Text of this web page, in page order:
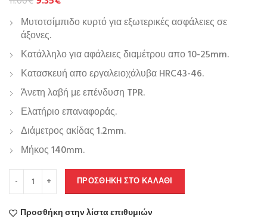
Μυτοτσίμπιδο κυρτό για εξωτερικές ασφάλειες σε
άξονες.
Κατάλληλο για αφάλειες διαμέτρου απο 10-25mm.
Κατασκευή απο εργαλειοχάλυβα HRC43-46.
Άνετη λαβή με επένδυση TPR.
Ελατήριο επαναφοράς.
Διάμετρος ακίδας 1.2mm.
Μήκος 140mm.
ΠΡΟΣΘΉΚΗ ΣΤΟ ΚΑΛΆΘΙ
Προσθήκη στην λίστα επιθυμιών